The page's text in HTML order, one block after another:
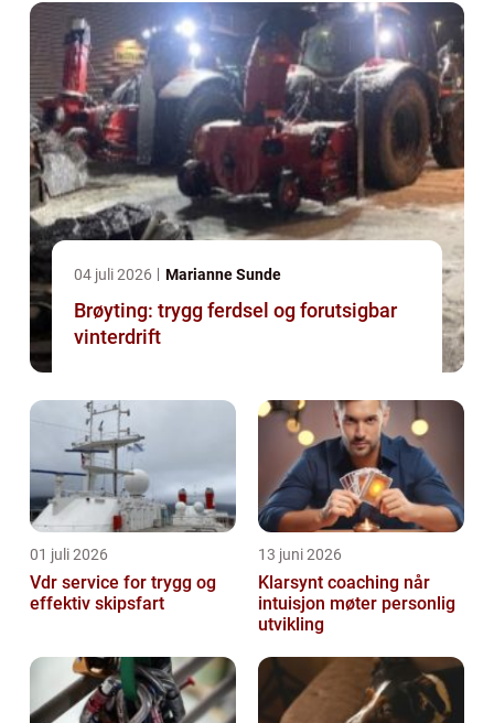
04 juli 2026 Marianne Sunde
Brøyting: trygg ferdsel og forutsigbar
vinterdrift
01 juli 2026
Vdr service for trygg og
effektiv skipsfart
13 juni 2026
Klarsynt coaching når
intuisjon møter personlig
utvikling